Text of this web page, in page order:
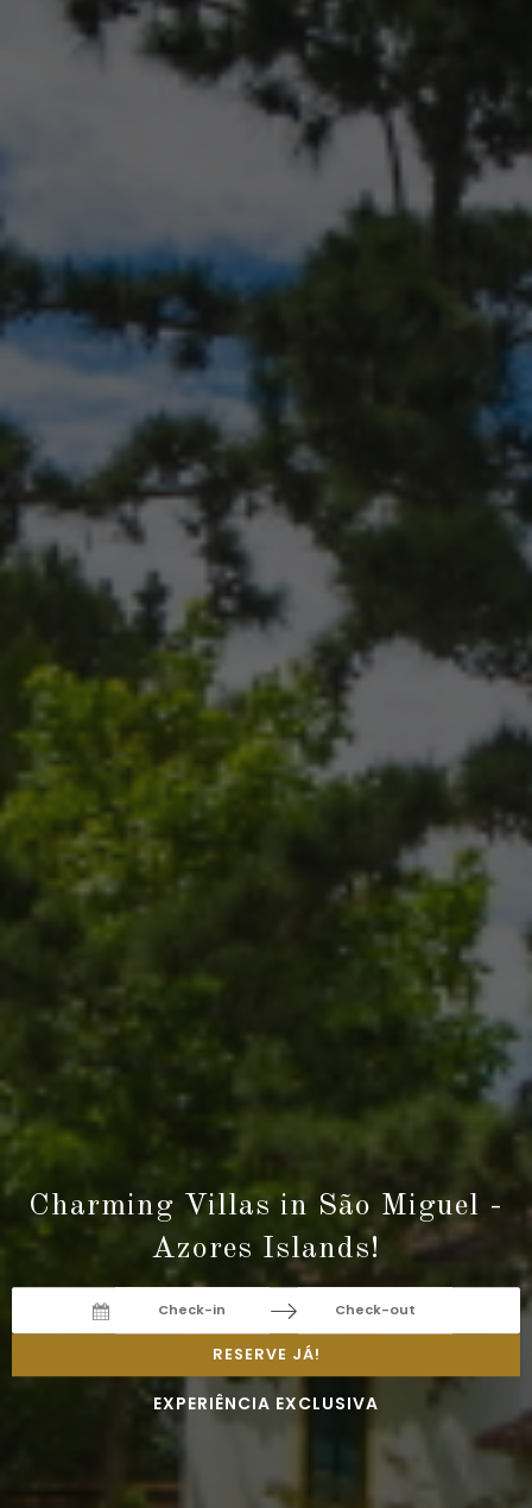
Charming Villas in São Miguel -
Azores Islands!
Navigate
forward
interact
with
Navigate
backward
to
interact
with
RESERVE JÁ!
EXPERIÊNCIA EXCLUSIVA